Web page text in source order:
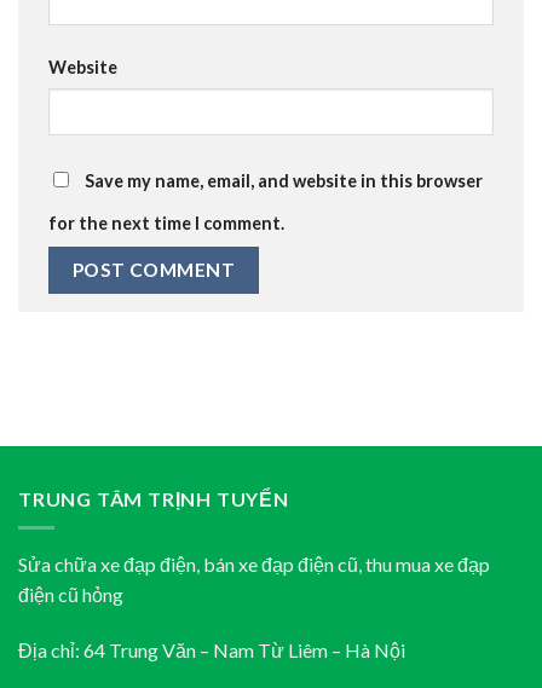
Website
Save my name, email, and website in this browser
for the next time I comment.
TRUNG TÂM TRỊNH TUYỂN
Sửa chữa xe đạp điện, bán xe đạp điện cũ, thu mua xe đạp
điện cũ hỏng
Địa chỉ: 64 Trung Văn – Nam Từ Liêm – Hà Nội